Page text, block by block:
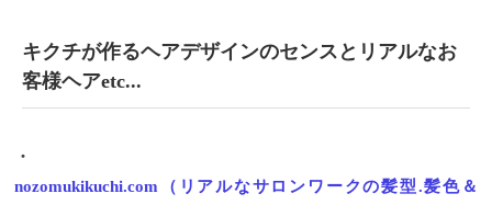
キクチが作るヘアデザインのセンスとリアルなお
客様ヘアetc...
・
nozomukikuchi.com（リアルなサロンワークの髪型.髪色＆